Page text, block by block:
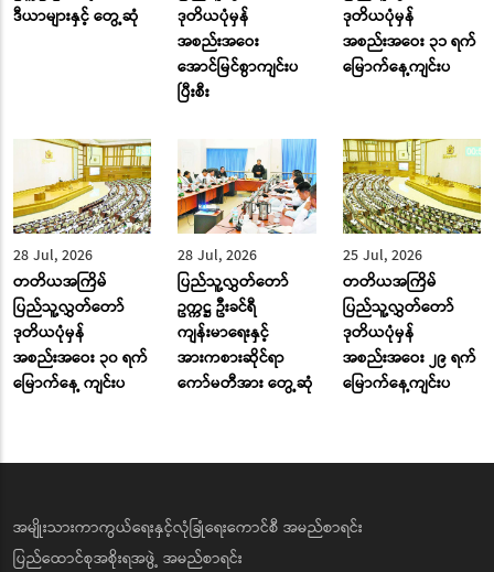
ဒီယာများနှင့် တွေ့ဆုံ
ဒုတိယပုံမှန်
အစည်းအဝေး
အောင်မြင်စွာကျင်းပ
ပြီးစီး
ဒုတိယပုံမှန်
အစည်းအဝေး ၃၁ ရက်
မြောက်နေ့ကျင်းပ
28 Jul, 2026
တတိယအကြိမ်
ပြည်သူ့လွှတ်တော်
ဒုတိယပုံမှန်
အစည်းအဝေး ၃၀ ရက်
မြောက်နေ့ ကျင်းပ
28 Jul, 2026
ပြည်သူ့လွှတ်တော်
ဥက္ကဋ္ဌ ဦးခင်ရီ
ကျန်းမာရေးနှင့်
အားကစားဆိုင်ရာ
ကော်မတီအား တွေ့ဆုံ
25 Jul, 2026
တတိယအကြိမ်
ပြည်သူ့လွှတ်တော်
ဒုတိယပုံမှန်
အစည်းအဝေး ၂၉ ရက်
မြောက်နေ့ကျင်းပ
အမျိုးသားကာကွယ်ရေးနှင့်လုံခြုံရေးကောင်စီ အမည်စာရင်း
ပြည်ထောင်စုအစိုးရအဖွဲ့ အမည်စာရင်း